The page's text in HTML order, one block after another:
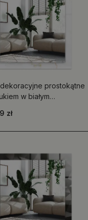
prostokątne
w białym
zł